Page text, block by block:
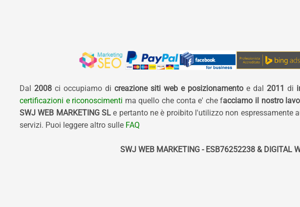
Dal 2008ci occupiamo di creazione siti web e posizionamentoe dal 2011 di
certificazioni e riconoscimenti ma quello che conta e' che facciamo il nostro
SWJ WEB MARKETING SLe pertanto ne è proibito l'utilizzo non espressamente
servizi. Puoi leggere altro sulle FAQ
SWJ WEB MARKETING - ESB76252238 & DIGITAL